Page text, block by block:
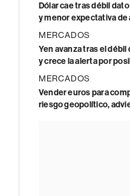
Dólar cae tras débil
y menor expectativa de
MERCADOS
Yen avanza tras el débil
y crece la alerta por
MERCADOS
Vender euros para
riesgo geopolítico,